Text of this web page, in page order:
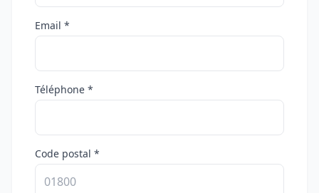
Email *
Téléphone *
Code postal *